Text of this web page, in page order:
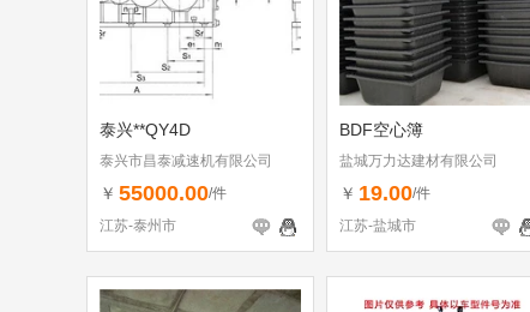
泰兴**QY4D
泰兴市昌泰减速机有限公司
￥ 55000.00/件
江苏-泰州市
BDF空心簿
盐城万力达建材有限公司
￥ 19.00/件
江苏-盐城市